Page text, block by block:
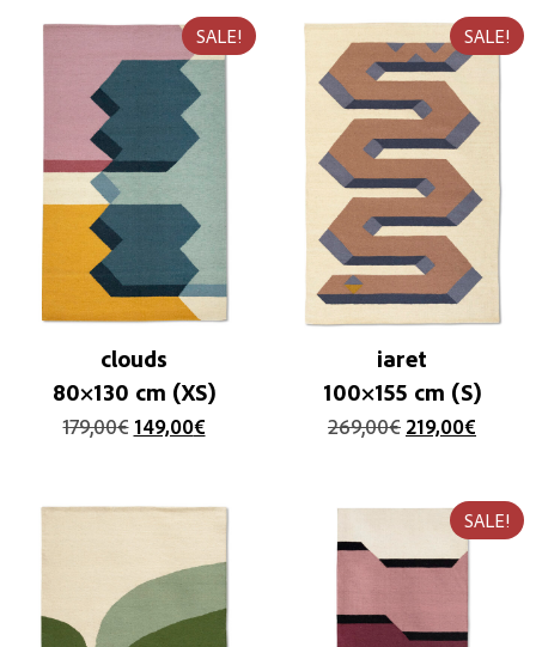
SALE!
clouds
80×130 cm (XS)
179,00€ 149,00€
SALE!
iaret
100×155 cm (S)
269,00€ 219,00€
SALE!